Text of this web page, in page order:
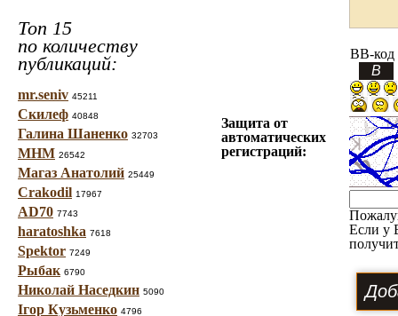
Топ 15
по количеству
публикаций:
mr.seniv 45211
Скилеф 40848
Галина Шаненко 32703
МНМ 26542
Магаз Анатолий 25449
Crakodil 17967
AD70 7743
haratoshka 7618
Spektor 7249
Рыбак 6790
Николай Наседкин 5090
Ігор Кузьменко 4796
BB-код
Защита от
автоматических
регистраций:
Если у